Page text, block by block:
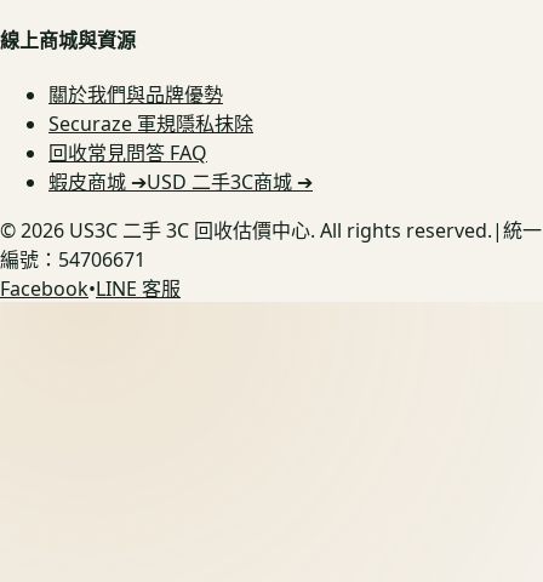
線上商城與資源
關於我們與品牌優勢
Securaze 軍規隱私抹除
回收常見問答 FAQ
蝦皮商城 ➔USD 二手3C商城 ➔
©2026 US3C 二手 3C 回收估價中心. All rights reserved.|統一
編號：54706671
Facebook•LINE 客服